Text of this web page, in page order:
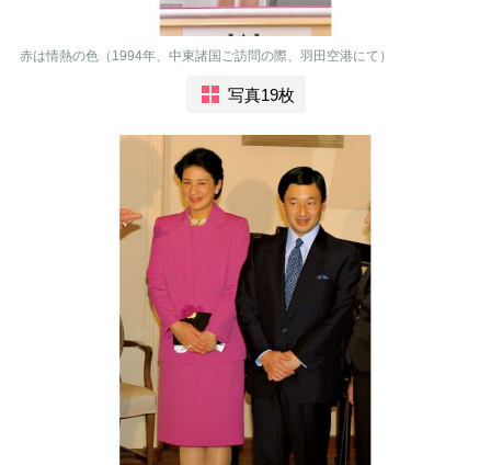
赤は情熱の色（1994年、中東諸国ご訪問の際、羽田空港にて）
写真19枚